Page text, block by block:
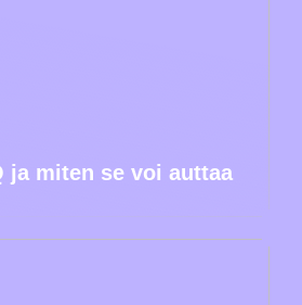
ja miten se voi auttaa